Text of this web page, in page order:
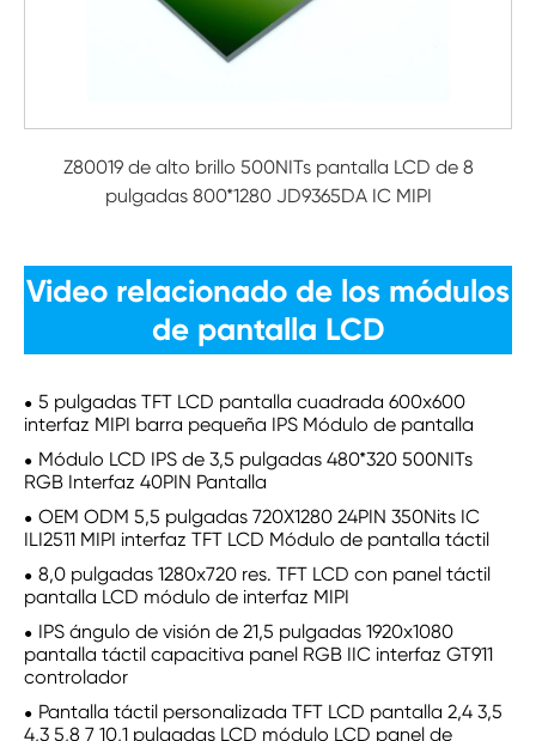
Z80019 de alto brillo 500NITs pantalla LCD de 8
pulgadas 800*1280 JD9365DA IC MIPI
Video relacionado de los módulos
de pantalla LCD
5 pulgadas TFT LCD pantalla cuadrada 600x600
interfaz MIPI barra pequeña IPS Módulo de pantalla
Módulo LCD IPS de 3,5 pulgadas 480*320 500NITs
RGB Interfaz 40PIN Pantalla
OEM ODM 5,5 pulgadas 720X1280 24PIN 350Nits IC
ILI2511 MIPI interfaz TFT LCD Módulo de pantalla táctil
8,0 pulgadas 1280x720 res. TFT LCD con panel táctil
pantalla LCD módulo de interfaz MIPI
IPS ángulo de visión de 21,5 pulgadas 1920x1080
pantalla táctil capacitiva panel RGB IIC interfaz GT911
controlador
Pantalla táctil personalizada TFT LCD pantalla 2,4 3,5
4,3 5,8 7 10,1 pulgadas LCD módulo LCD panel de